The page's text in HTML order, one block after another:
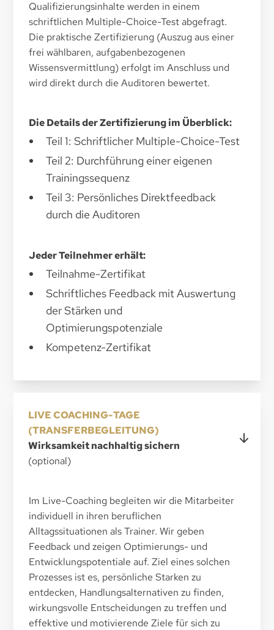
Qualifizierungsinhalte werden in einem
schriftlichen Multiple-Choice-Test abgefragt.
Die praktische Zertifizierung (Auszug aus einer
frei wählbaren, aufgabenbezogenen
Wissensvermittlung) erfolgt im Anschluss und
wird direkt durch die Auditoren bewertet.
Die Details der Zertifizierung im Überblick:
Teil 1: Schriftlicher Multiple-Choice-Test
Teil 2: Durchführung einer eigenen
Trainingssequenz
Teil 3: Persönliches Direktfeedback
durch die Auditoren
Jeder Teilnehmer erhält:
Teilnahme-Zertifikat
Schriftliches Feedback mit Auswertung
der Stärken und
Optimierungspotenziale
Kompetenz-Zertifikat
LIVE COACHING-TAGE
(TRANSFERBEGLEITUNG)
Wirksamkeit nachhaltig sichern
(optional)
Im Live-Coaching begleiten wir die Mitarbeiter
individuell in ihren beruflichen
Alltagssituationen als Trainer. Wir geben
Feedback und zeigen Optimierungs- und
Entwicklungspotentiale auf. Ziel eines solchen
Prozesses ist es, persönliche Starken zu
entdecken, Handlungsalternativen zu finden,
wirkungsvolle Entscheidungen zu treffen und
effektive und motivierende Ziele für sich zu